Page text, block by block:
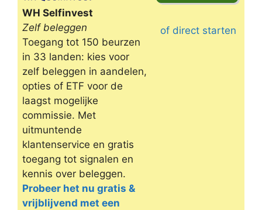
WH Selfinvest
Zelf beleggen
Toegang tot 150 beurzen
in 33 landen: kies voor
zelf beleggen in aandelen,
opties of ETF voor de
laagst mogelijke
commissie. Met
uitmuntende
klantenservice en gratis
toegang tot signalen en
kennis over beleggen.
Probeer het nu gratis &
vrijblijvend met een
of direct starten